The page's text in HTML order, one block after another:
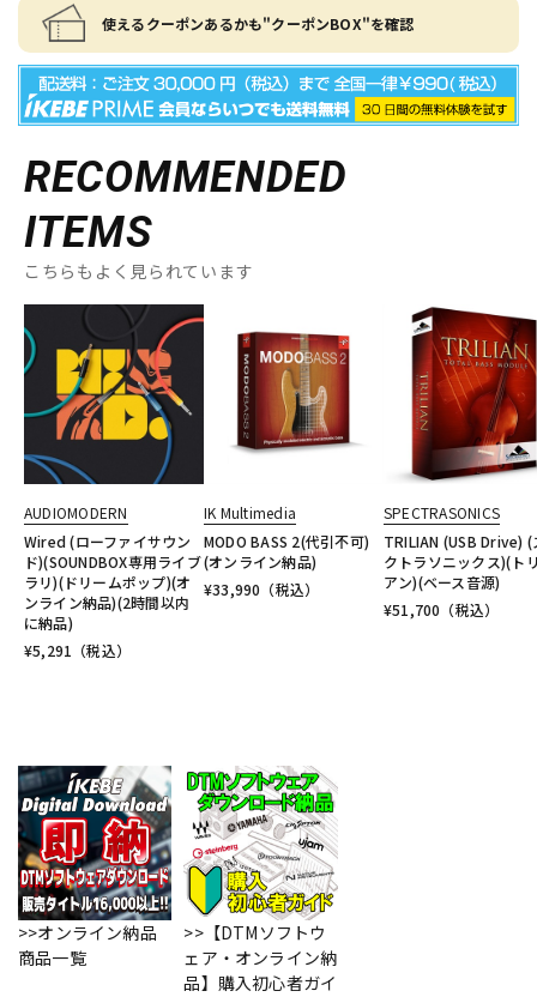
使えるクーポンあるかも"クーポンBOX"を確認
RECOMMENDED
ITEMS
こちらもよく見られています
AUDIOMODERN
Wired (ローファイサウン
ド)(SOUNDBOX専用ライブ
ラリ)(ドリームポップ)(オ
ンライン納品)(2時間以内
に納品)
¥5,291 （税込）
IK Multimedia
MODO BASS 2(代引不可)
(オンライン納品)
¥33,990 （税込）
SPECTRASONICS
TRILIAN (USB Drive) (
クトラソニックス)(ト
アン)(ベース音源)
¥51,700 （税込）
>>オンライン納品
商品一覧
>>【DTMソフトウ
ェア・オンライン納
品】購入初心者ガイ